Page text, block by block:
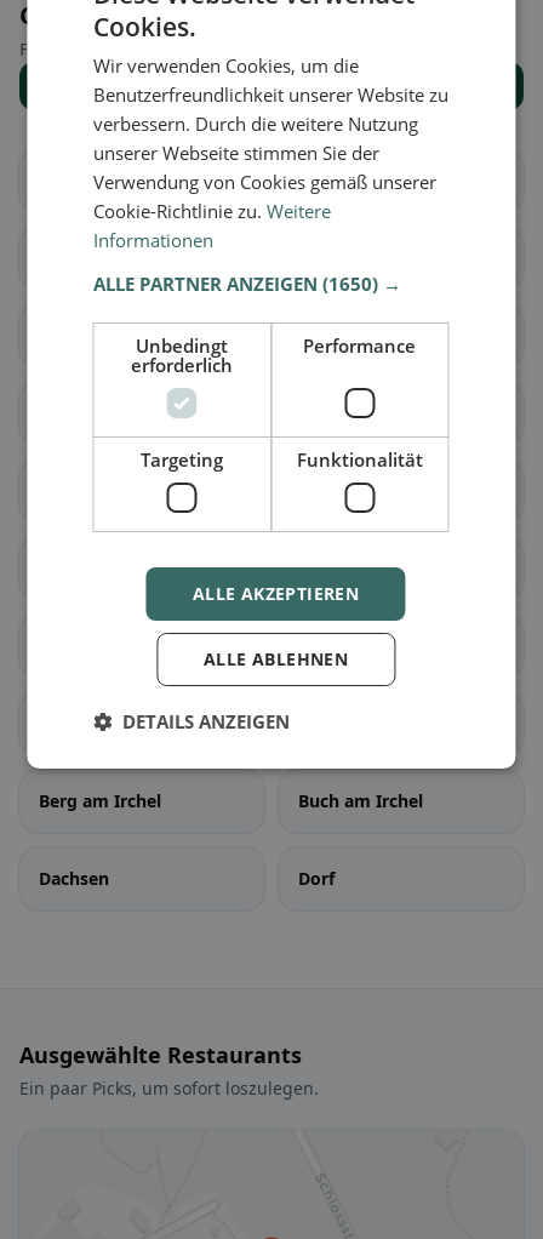
Orte in der Nähe
Finde den passenden Ort für deine Restaurantsuche.
Alle Orte anzeigen
Altendorf Waltenstein
Hausen am Albis
Kappel am Albis
Maschwanden
Mettmenstetten Obfelden
Wettswil am Albis
Berg am Irchel Buch am Irchel
Dachsen Dorf
Ausgewählte Restaurants
Ein paar Picks, um sofort loszulegen.
Cookies.
Wir verwenden Cookies, um die
Benutzerfreundlichkeit unserer Website zu
verbessern. Durch die weitere Nutzung
unserer Webseite stimmen Sie der
Verwendung von Cookies gemäß unserer
Cookie-Richtlinie zu.Weitere
Informationen
ALLE PARTNER ANZEIGEN(1650) →
Unbedingt
erforderlich
Performance
Targeting Funktionalität
ALLE AKZEPTIEREN
ALLE ABLEHNEN
DETAILS ANZEIGEN